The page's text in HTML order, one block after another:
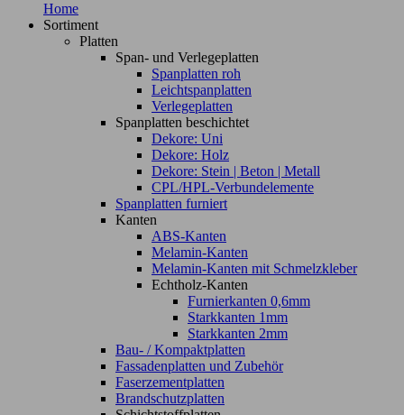
Home
Sortiment
Platten
Span- und Verlegeplatten
Spanplatten roh
Leichtspanplatten
Verlegeplatten
Spanplatten beschichtet
Dekore: Uni
Dekore: Holz
Dekore: Stein | Beton | Metall
CPL/HPL-Verbundelemente
Spanplatten furniert
Kanten
ABS-Kanten
Melamin-Kanten
Melamin-Kanten mit Schmelzkleber
Echtholz-Kanten
Furnierkanten 0,6mm
Starkkanten 1mm
Starkkanten 2mm
Bau- / Kompaktplatten
Fassadenplatten und Zubehör
Faserzementplatten
Brandschutzplatten